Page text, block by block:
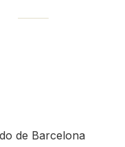
de Barcelona